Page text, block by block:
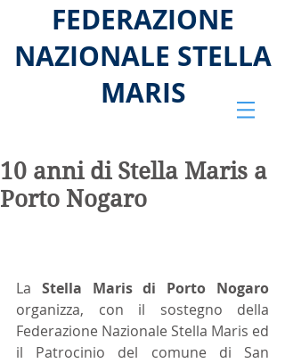
FEDERAZIONE
NAZIONALE STELLA
MARIS
10 anni di Stella Maris a
Porto Nogaro
La
organizza, con il sostegno della
Federazione Nazionale Stella Maris ed
il Patrocinio del comune di San